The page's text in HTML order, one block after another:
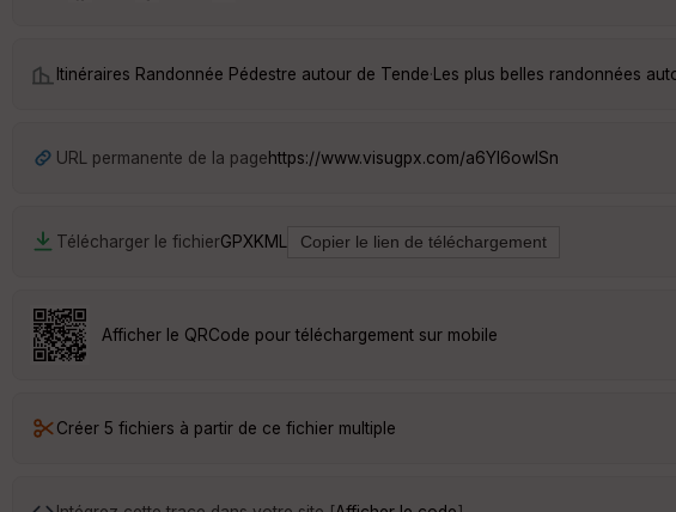
Itinéraires Randonnée Pédestre autour de Tende· Les plus belles randonnées
URL permanente de la pagehttps://www.visugpx.com/a6YI6owlSn
Télécharger le fichierGPXKML
Afficher le QRCode pour téléchargement sur mobile
Créer 5 fichiers à partir de ce fichier multiple